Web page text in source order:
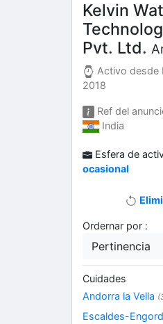
Kelvin
Pvt. Ltd.
Activo desde
2018
Ref del
India
Esfera de
ocasional
Ordernar por :
Pertinencia
Cuidades
Andorra la Vella
Escaldes-